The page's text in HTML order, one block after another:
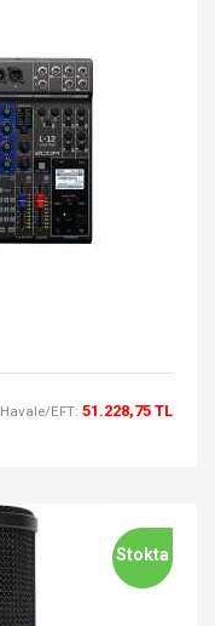
Havale/EFT: 51.228,75 TL
Stokta